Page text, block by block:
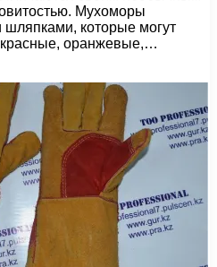
Мухоморы
которые могут
красные, оранжевые,…